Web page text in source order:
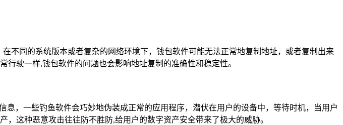
不同的系统版本或者复杂的网络环境下，钱包软件可能无法正常地复制地址，或者复制出来
驶一样,钱包软件的问题也会影响地址复制的准确性和稳定性。
，一些钓鱼软件会巧妙地伪装成正常的应用程序，潜伏在用户的设备中，等待时机，当用户
这种恶意攻击往往防不胜防,给用户的数字资产安全带来了极大的威胁。